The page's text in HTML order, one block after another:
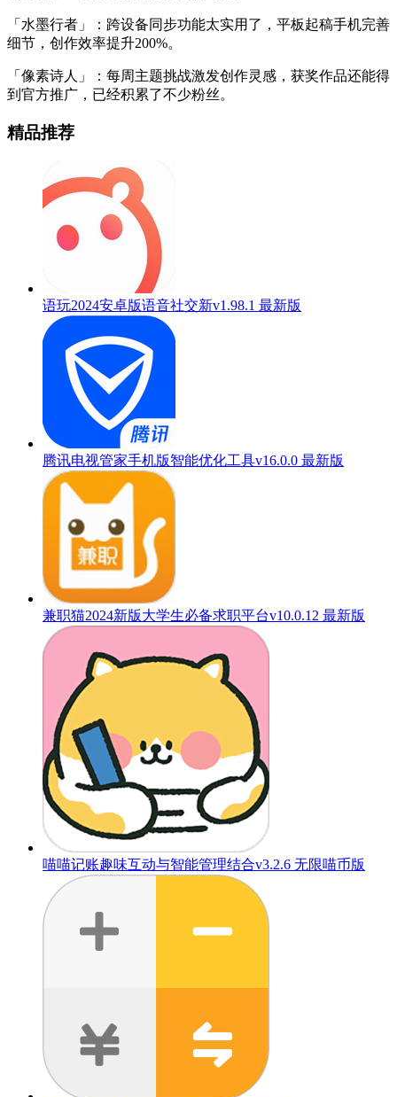
「水墨行者」：跨设备同步功能太实用了，平板起稿手机完善
细节，创作效率提升200%。
「像素诗人」：每周主题挑战激发创作灵感，获奖作品还能得
到官方推广，已经积累了不少粉丝。
精品推荐
语玩2024安卓版语音社交新v1.98.1 最新版
腾讯电视管家手机版智能优化工具v16.0.0 最新版
兼职猫2024新版大学生必备求职平台v10.0.12 最新版
喵喵记账趣味互动与智能管理结合v3.2.6 无限喵币版